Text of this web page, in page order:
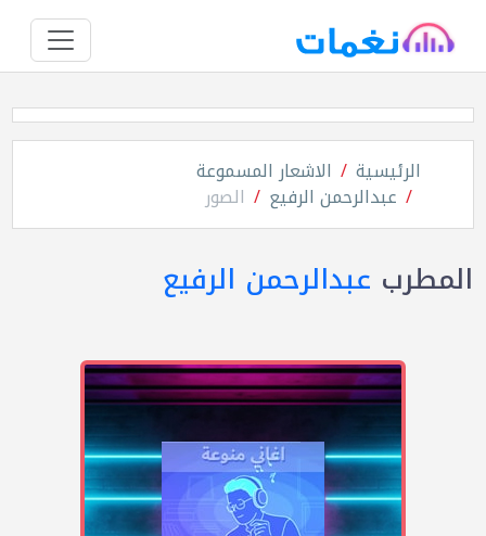
الرئيسية الاشعار المسموعة
عبدالرحمن الرفيع الصور
المطرب عبدالرحمن الرفيع